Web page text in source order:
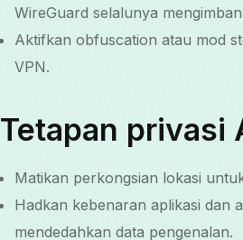
WireGuard selalunya
Aktifkan obfuscation atau mod
VPN.
Tetapan privasi
Matikan perkongsian lokasi
Hadkan kebenaran aplikasi dan
mendedahkan data pengenalan.